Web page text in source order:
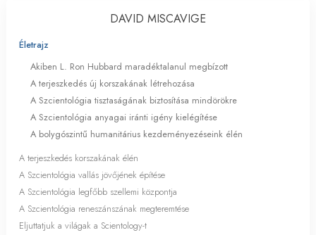
DAVID MISCAVIGE
Életrajz
Akiben L. Ron Hubbard maradéktalanul megbízott
A terjeszkedés új korszakának létrehozása
A Szcientológia tisztaságának biztosítása mindörökre
A Szcientológia anyagai iránti igény kielégítése
A bolygószintű humanitárius kezdeményezéseink élén
A terjeszkedés korszakának élén
A Szcientológia vallás jövőjének építése
A Szcientológia legfőbb szellemi központja
A Szcientológia reneszánszának megteremtése
Eljuttatjuk a világak a Scientology-t